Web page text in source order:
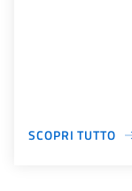
SCOPRI TUTTO